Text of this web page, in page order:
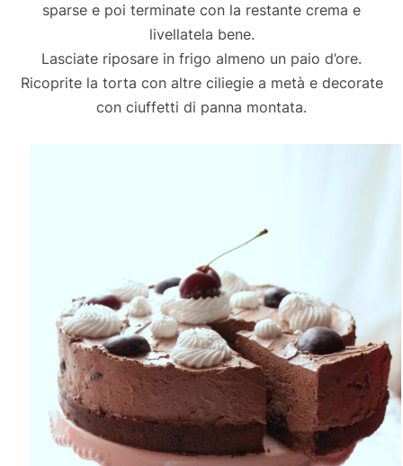
sparse e poi terminate con la restante crema e
livellatela bene.
Lasciate riposare in frigo almeno un paio d’ore.
Ricoprite la torta con altre ciliegie a metà e decorate
con ciuffetti di panna montata.